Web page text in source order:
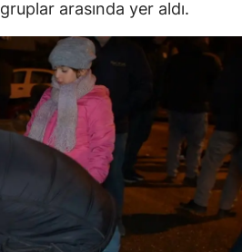
arasında yer aldı.